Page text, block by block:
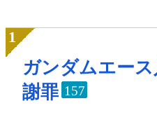
ガンダムエー
謝罪 157